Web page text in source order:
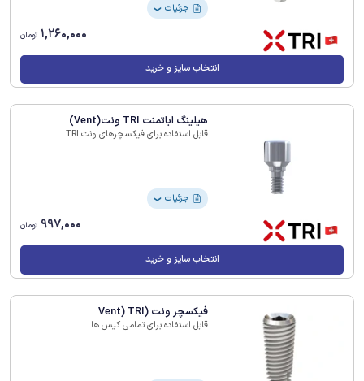
جزئیات ❯
1,260,000 تومان
انتخاب سایز و خرید
هیلینگ اباتمنت TRI ونت(Vent)
قابل استفاده برای فیکسچرهای ونت TRI
جزئیات ❯
997,000 تومان
انتخاب سایز و خرید
فیکسچر ونت (Vent) TRI
قابل استفاده برای تمامی کیس ها